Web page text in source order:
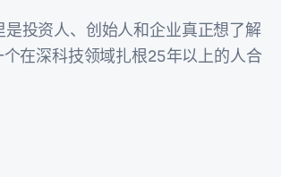
是投资人、创始人和企业真正想了解
在深科技领域扎根25年以上的人合